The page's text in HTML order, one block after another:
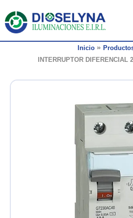
contenido
Inicio
INTERRUPTOR DIFERENCIAL